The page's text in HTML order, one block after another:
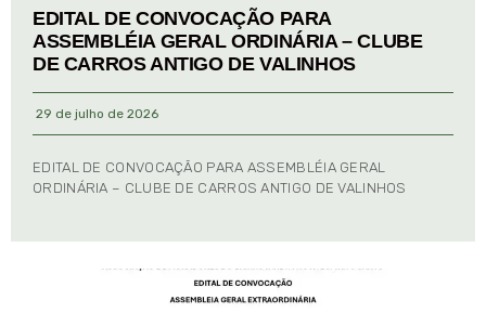
EDITAL DE CONVOCAÇÃO PARA
ASSEMBLÉIA GERAL ORDINÁRIA – CLUBE
DE CARROS ANTIGO DE VALINHOS
29 de julho de 2026
EDITAL DE CONVOCAÇÃO PARA ASSEMBLÉIA GERAL
ORDINÁRIA – CLUBE DE CARROS ANTIGO DE VALINHOS